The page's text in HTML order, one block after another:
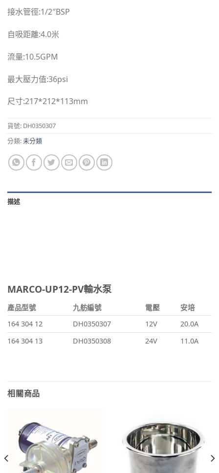
接水管徑:1/2″BSP
自吸距離:4.0米
流量:10.5GPM
最大壓力值:36psi
尺寸:217*212*113mm
貨號: DH0350307
分類:未分類
描述
MARCO-UP12-PV輸水泵
產品型號 九舫編號 電壓
安培
164 304 12
DH0350307 12V
20.0A
164 304 13
DH0350308 24V 11.0A
相關商品